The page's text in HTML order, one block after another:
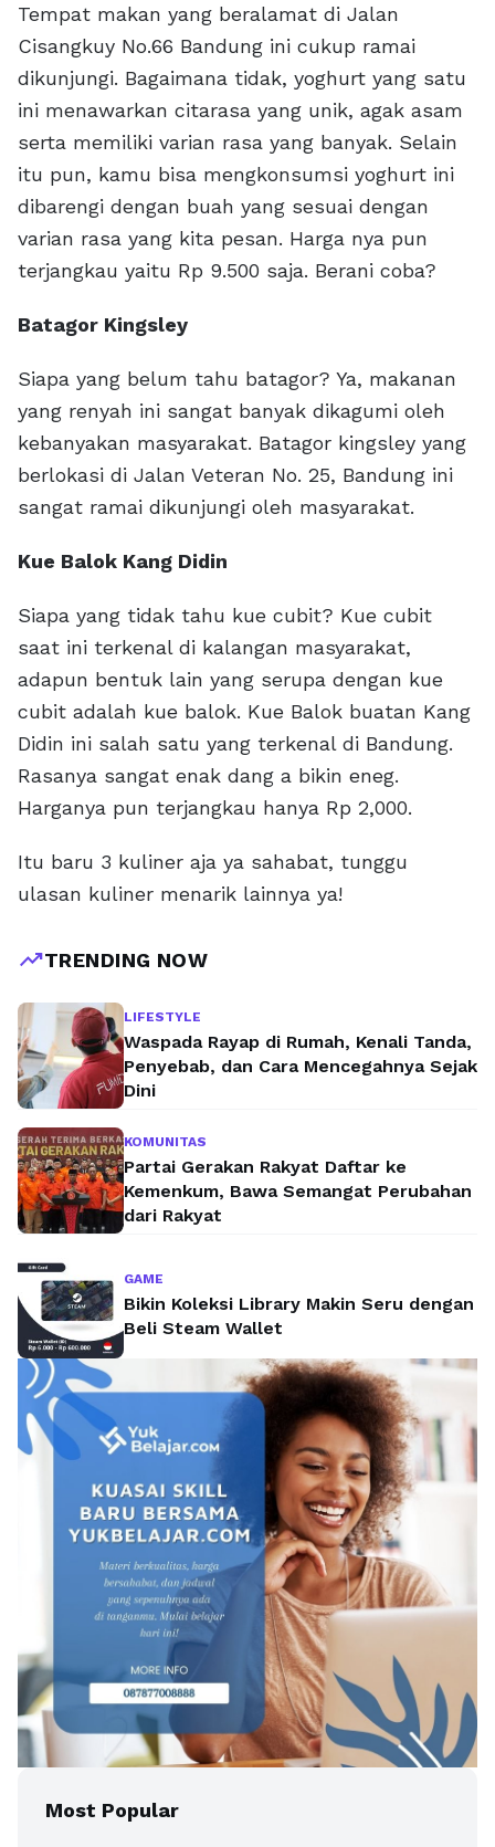
Tempat makan yang beralamat di Jalan
Cisangkuy No.66 Bandung ini cukup ramai
dikunjungi. Bagaimana tidak, yoghurt yang satu
ini menawarkan citarasa yang unik, agak asam
serta memiliki varian rasa yang banyak. Selain
itu pun, kamu bisa mengkonsumsi yoghurt ini
dibarengi dengan buah yang sesuai dengan
varian rasa yang kita pesan. Harga nya pun
terjangkau yaitu Rp 9.500 saja. Berani coba?
Batagor Kingsley
Siapa yang belum tahu batagor? Ya, makanan
yang renyah ini sangat banyak dikagumi oleh
kebanyakan masyarakat. Batagor kingsley yang
berlokasi di Jalan Veteran No. 25, Bandung ini
sangat ramai dikunjungi oleh masyarakat.
Kue Balok Kang Didin
Siapa yang tidak tahu kue cubit? Kue cubit
saat ini terkenal di kalangan masyarakat,
adapun bentuk lain yang serupa dengan kue
cubit adalah kue balok. Kue Balok buatan Kang
Didin ini salah satu yang terkenal di Bandung.
Rasanya sangat enak dang a bikin eneg.
Harganya pun terjangkau hanya Rp 2,000.
Itu baru 3 kuliner aja ya sahabat, tunggu
ulasan kuliner menarik lainnya ya!
trending_upTRENDING NOW
LIFESTYLE
Waspada Rayap di Rumah, Kenali Tanda,
Penyebab, dan Cara Mencegahnya Sejak
Dini
KOMUNITAS
Partai Gerakan Rakyat Daftar ke
Kemenkum, Bawa Semangat Perubahan
dari Rakyat
GAME
Bikin Koleksi Library Makin Seru dengan
Beli Steam Wallet
Most Popular